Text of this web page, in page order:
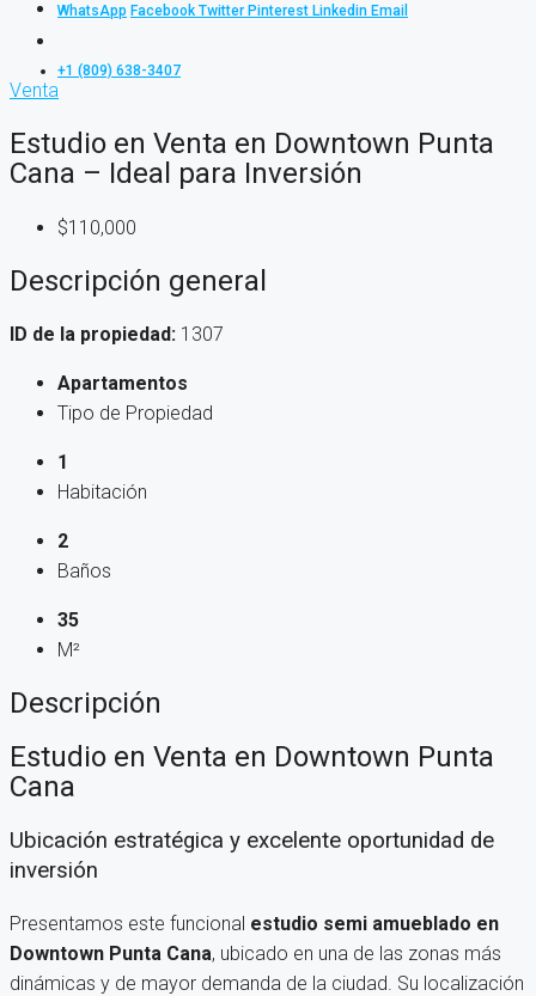
+1 (809) 638-3407
WhatsApp Facebook Twitter Pinterest Linkedin Email
Venta
Estudio en Venta en Downtown Punta
Cana – Ideal para Inversión
$110,000
Descripción general
ID de la propiedad: 1307
Apartamentos
Tipo de Propiedad
1
Habitación
2
Baños
35
M²
Descripción
Estudio en Venta en Downtown Punta
Cana
Ubicación estratégica y excelente oportunidad de
inversión
Presentamos este funcional estudio semi amueblado en
Downtown Punta Cana, ubicado en una de las zonas más
dinámicas y de mayor demanda de la ciudad. Su localización